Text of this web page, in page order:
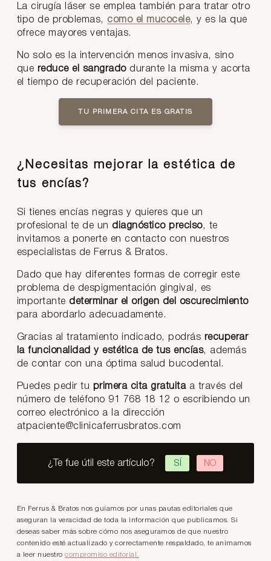
La cirugía láser se emplea también para tratar otro
tipo de problemas, como el mucocele, y es la que
ofrece mayores ventajas.
No solo es la intervención menos invasiva, sino
que reduce el sangradodurante la misma y acorta
el tiempo de recuperación del paciente.
TU PRIMERA CITA ES GRATIS
¿Necesitas mejorar la estética de
tus encías?
Si tienes encías negras y quieres que un
profesional te de un diagnóstico preciso, te
invitamos a ponerte en contacto con nuestros
especialistas de Ferrus & Bratos.
Dado que hay diferentes formas de corregir este
problema de despigmentación gingival, es
importante determinar el origen del oscurecimiento
para abordarlo adecuadamente.
Gracias al tratamiento indicado, podrás recuperar
la funcionalidad y estética de tus encías, además
de contar con una óptima salud bucodental.
Puedes pedir tu primera cita gratuitaa través del
número de teléfono 91 768 18 12 o escribiendo un
correo electrónico a la dirección
atpaciente@clinicaferrusbratos.com
¿Te fue útil este artículo? SÍ NO
En Ferrus & Bratos nos guiamos por unas pautas editoriales que
aseguran la veracidad de toda la información que publicamos. Si
deseas saber más sobre cómo nos aseguramos de que nuestro
contenido esté actualizado y correctamente respaldado, te animamos
a leer nuestrocompromiso editorial.